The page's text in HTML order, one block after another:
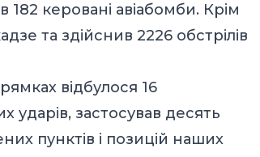
182 керовані авіабомби. Крім
та здійснив 2226 обстрілів
відбулося 16
ударів, застосував десять
пунктів і позицій наших